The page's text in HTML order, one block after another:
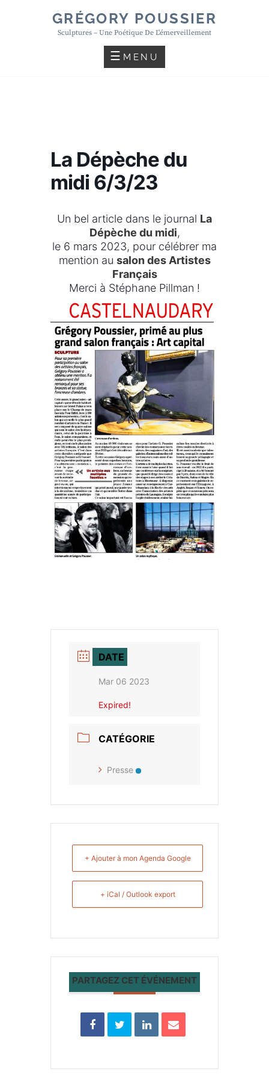
GRÉGORY POUSSIER
Sculptures – Une Poétique De L'émerveillement
MENU
La Dépèche du
midi 6/3/23
Un bel article dans le journal La
Dépèche du midi,
le 6 mars 2023, pour célébrer ma
mention au salon des Artistes
Français
Merci à Stéphane Pillman !
DATE
Mar 06 2023
Expired!
CATÉGORIE
Presse
+ Ajouter à mon Agenda Google
+ iCal / Outlook export
PARTAGEZ CET ÉVÉNEMENT